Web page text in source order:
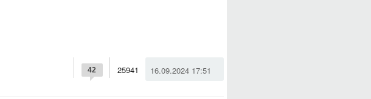
16.09.2024 17:51
25941
42